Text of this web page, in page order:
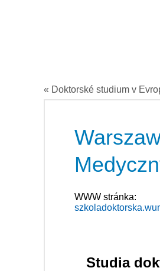
« Doktorské studium v
WWW stránka:
Studia